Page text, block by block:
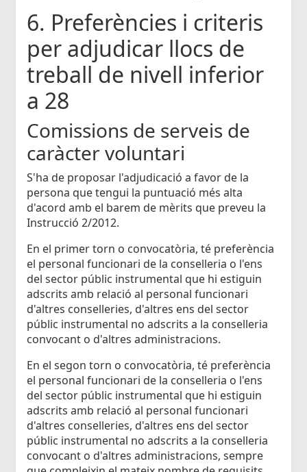
6. Preferències i criteris
per adjudicar llocs de
treball de nivell inferior
a 28
Comissions de serveis de
caràcter voluntari
S'ha de proposar l'adjudicació a favor de la
persona que tengui la puntuació més alta
d'acord amb el barem de mèrits que preveu la
Instrucció 2/2012.
En el primer torn o convocatòria, té preferència
el personal funcionari de la conselleria o l'ens
del sector públic instrumental que hi estiguin
adscrits amb relació al personal funcionari
d'altres conselleries, d'altres ens del sector
públic instrumental no adscrits a la conselleria
convocant o d'altres administracions.
En el segon torn o convocatòria, té preferència
el personal funcionari de la conselleria o l'ens
del sector públic instrumental que hi estiguin
adscrits amb relació al personal funcionari
d'altres conselleries, d'altres ens del sector
públic instrumental no adscrits a la conselleria
convocant o d'altres administracions, sempre